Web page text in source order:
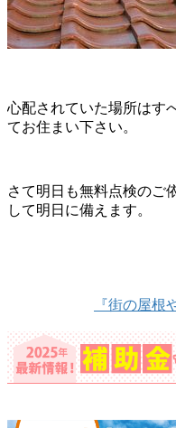
心配されていた場所はす
てお住まい下さい。
さて明日も無料点検のご
して明日に備えます。
『街の屋根